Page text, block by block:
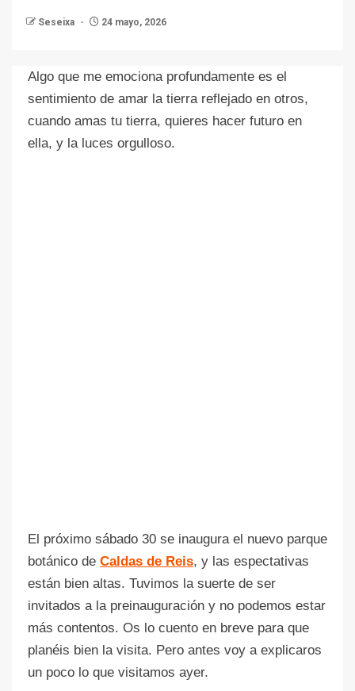
Seseixa 24 mayo, 2026
Algo que me emociona profundamente es el
sentimiento de amar la tierra reflejado en otros,
cuando amas tu tierra, quieres hacer futuro en
ella, y la luces orgulloso.
El próximo sábado 30 se inaugura el nuevo parque
botánico de Caldas de Reis, y las espectativas
están bien altas. Tuvimos la suerte de ser
invitados a la preinauguración y no podemos estar
más contentos. Os lo cuento en breve para que
planéis bien la visita. Pero antes voy a explicaros
un poco lo que visitamos ayer.